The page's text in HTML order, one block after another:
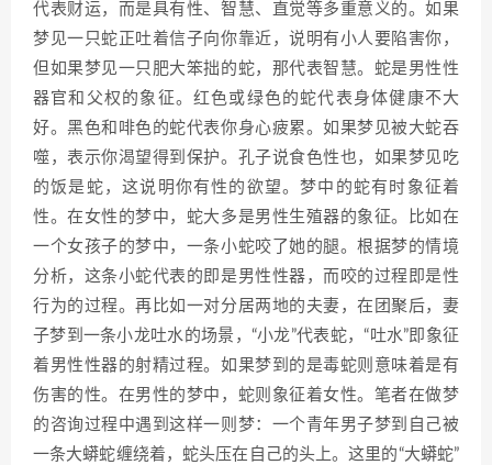
代表财运，而是具有性、智慧、直觉等多重意义的。如果
梦见一只蛇正吐着信子向你靠近，说明有小人要陷害你，
但如果梦见一只肥大笨拙的蛇，那代表智慧。蛇是男性性
器官和父权的象征。红色或绿色的蛇代表身体健康不大
好。黑色和啡色的蛇代表你身心疲累。如果梦见被大蛇吞
噬，表示你渴望得到保护。孔子说食色性也，如果梦见吃
的饭是蛇，这说明你有性的欲望。梦中的蛇有时象征着
性。在女性的梦中，蛇大多是男性生殖器的象征。比如在
一个女孩子的梦中，一条小蛇咬了她的腿。根据梦的情境
分析，这条小蛇代表的即是男性性器，而咬的过程即是性
行为的过程。再比如一对分居两地的夫妻，在团聚后，妻
子梦到一条小龙吐水的场景，“小龙”代表蛇，“吐水”即象征
着男性性器的射精过程。如果梦到的是毒蛇则意味着是有
伤害的性。在男性的梦中，蛇则象征着女性。笔者在做梦
的咨询过程中遇到这样一则梦：一个青年男子梦到自己被
一条大蟒蛇缠绕着，蛇头压在自己的头上。这里的“大蟒蛇”